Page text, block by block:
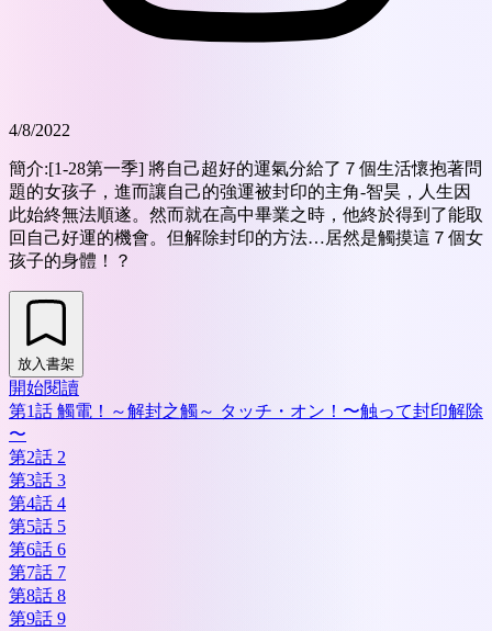
4/8/2022
簡介:[1-28第一季] 將自己超好的運氣分給了７個生活懷抱著問
題的女孩子，進而讓自己的強運被封印的主角-智昊，人生因
此始終無法順遂。然而就在高中畢業之時，他終於得到了能取
回自己好運的機會。但解除封印的方法…居然是觸摸這７個女
孩子的身體！？
放入書架
開始閱讀
第1話 觸電！～解封之觸～ タッチ・オン！〜触って封印解除
〜
第2話 2
第3話 3
第4話 4
第5話 5
第6話 6
第7話 7
第8話 8
第9話 9